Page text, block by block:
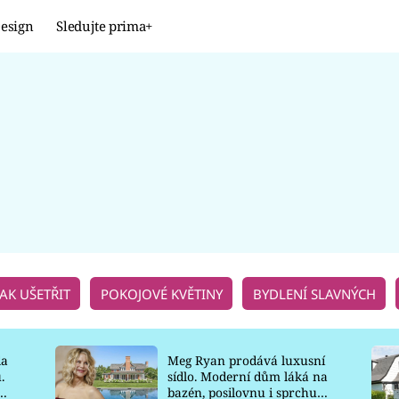
Sledujte prima+
UŠETŘIT POKOJOVÉ KVĚTINY BYDLENÍ SLAVNÝCH
Meg Ryan prodává luxusní
sídlo. Moderní dům láká na
bazén, posilovnu i sprchu